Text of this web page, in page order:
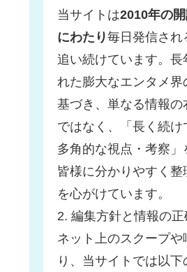
当サイトは2010年の
にわたり毎日発信され
追い続けています。長
れた膨大なエンタメ界
基づき、単なる情報
ではなく、「長く続
多角的な視点・考察
皆様に分かりやすく整
を心がけています。
2. 編集方針と情報の
ネット上のスクープや
り、当サイトでは以